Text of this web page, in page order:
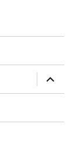
öffnen